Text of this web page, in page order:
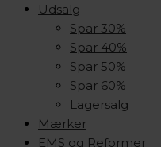
Udsalg
Spar 30%
Spar 40%
Spar 50%
Spar 60%
Lagersalg
Mærker
EMS og Reformer